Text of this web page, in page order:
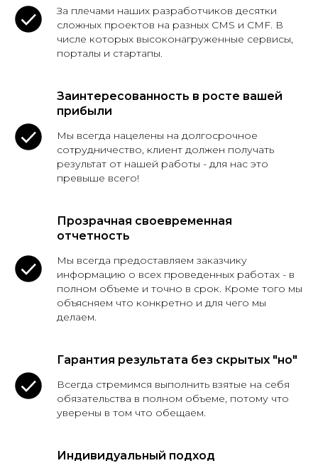
За плечами наших разработчиков десятки
сложных проектов на разных CMS и CMF. В
числе которых высоконагруженные сервисы,
порталы и стартапы.
Заинтересованность в росте вашей
прибыли
Мы всегда нацелены на долгосрочное
сотрудничество, клиент должен получать
результат от нашей работы - для нас это
превыше всего!
Прозрачная своевременная
отчетность
Мы всегда предоставляем заказчику
информацию о всех проведенных работах - в
полном объеме и точно в срок. Кроме того мы
объясняем что конкретно и для чего мы
делаем.
Гарантия результата без скрытых "но"
Всегда стремимся выполнить взятые на себя
обязательства в полном объеме, потому что
уверены в том что обещаем.
Индивидуальный подход